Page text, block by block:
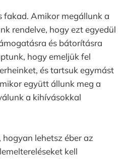
fakad. Amikor megállunk a
rendelve, hogy ezt egyedül
és bátorításra
hogy emeljük fel
és tartsuk egymást
együtt állunk meg a
a kihívásokkal
lehetsz éber az
kell